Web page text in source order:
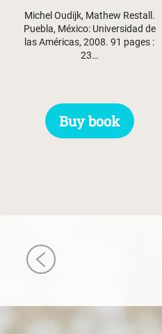
Michel Oudijk, Mathew Restall.
Puebla, México: Universidad de
las Américas, 2008. 91 pages :
23…
Buy book